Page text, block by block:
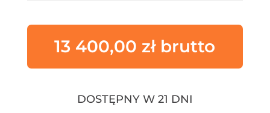
13 400,00 zł
DOSTĘPNY W 21 DNI